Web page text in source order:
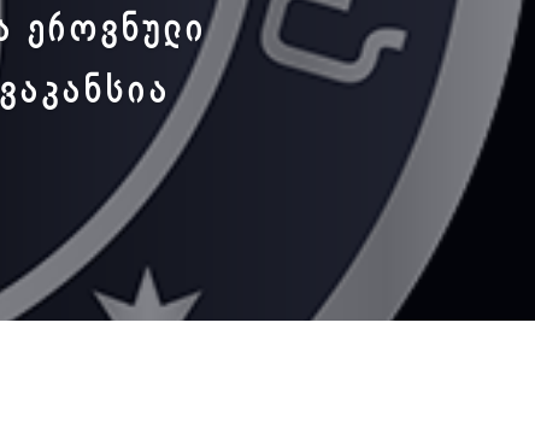
ᲔᲠᲝᲕᲜᲣᲚᲘ